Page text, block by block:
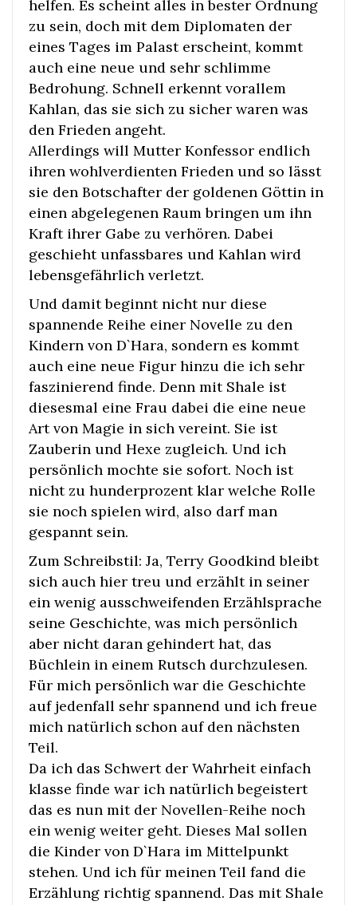
helfen. Es scheint alles in bester Ordnung
zu sein, doch mit dem Diplomaten der
eines Tages im Palast erscheint, kommt
auch eine neue und sehr schlimme
Bedrohung. Schnell erkennt vorallem
Kahlan, das sie sich zu sicher waren was
den Frieden angeht.
Allerdings will Mutter Konfessor endlich
ihren wohlverdienten Frieden und so lässt
sie den Botschafter der goldenen Göttin in
einen abgelegenen Raum bringen um ihn
Kraft ihrer Gabe zu verhören. Dabei
geschieht unfassbares und Kahlan wird
lebensgefährlich verletzt.
Und damit beginnt nicht nur diese
spannende Reihe einer Novelle zu den
Kindern von D`Hara, sondern es kommt
auch eine neue Figur hinzu die ich sehr
faszinierend finde. Denn mit Shale ist
diesesmal eine Frau dabei die eine neue
Art von Magie in sich vereint. Sie ist
Zauberin und Hexe zugleich. Und ich
persönlich mochte sie sofort. Noch ist
nicht zu hunderprozent klar welche Rolle
sie noch spielen wird, also darf man
gespannt sein.
Zum Schreibstil: Ja, Terry Goodkind bleibt
sich auch hier treu und erzählt in seiner
ein wenig ausschweifenden Erzählsprache
seine Geschichte, was mich persönlich
aber nicht daran gehindert hat, das
Büchlein in einem Rutsch durchzulesen.
Für mich persönlich war die Geschichte
auf jedenfall sehr spannend und ich freue
mich natürlich schon auf den nächsten
Teil.
Da ich das Schwert der Wahrheit einfach
klasse finde war ich natürlich begeistert
das es nun mit der Novellen-Reihe noch
ein wenig weiter geht. Dieses Mal sollen
die Kinder von D`Hara im Mittelpunkt
stehen. Und ich für meinen Teil fand die
Erzählung richtig spannend. Das mit Shale